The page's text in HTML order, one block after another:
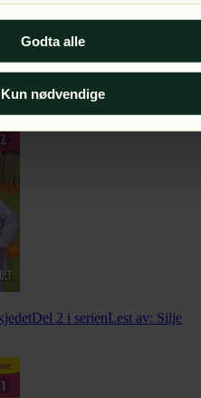
Godta alle
Kun nødvendige
i serienLest av:Silje Hagrim
Del 2 i serienLest av: Silje